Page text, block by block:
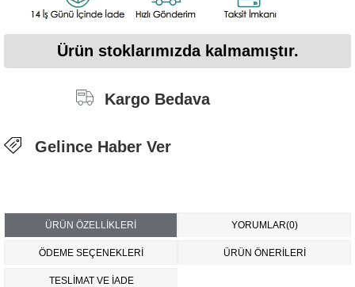
Ürün stoklarımızda kalmamıştır.
Kargo Bedava
Gelince Haber Ver
ÜRÜN ÖZELLIKLERI YORUMLAR(0)
ÖDEME SEÇENEKLERI ÜRÜN ÖNERILERI
TESLİMAT VE İADE